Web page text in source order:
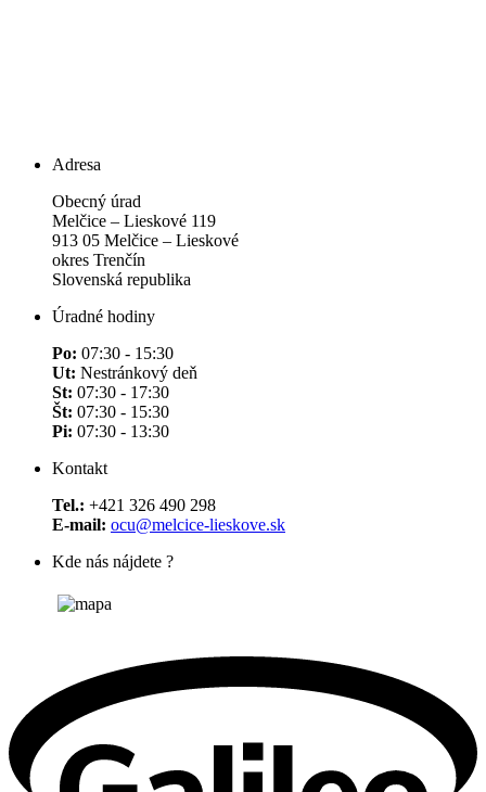
Adresa
Obecný úrad
Melčice – Lieskové 119
913 05 Melčice – Lieskové
okres Trenčín
Slovenská republika
Úradné hodiny
Po: 07:30 - 15:30
Ut: Nestránkový deň
St: 07:30 - 17:30
Št: 07:30 - 15:30
Pi: 07:30 - 13:30
Kontakt
Tel.: +421 326 490 298
E-mail: ocu@melcice-lieskove.sk
Kde nás nájdete ?